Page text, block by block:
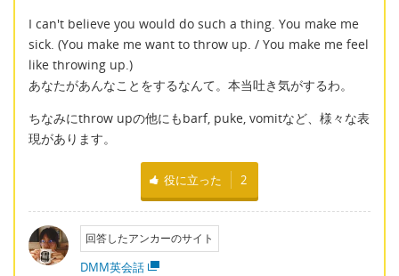
I can't believe you would do such a thing. You make me
sick. (You make me want to throw up. / You make me feel
like throwing up.)
あなたがあんなことをするなんて。本当吐き気がするわ。
ちなみにthrow upの他にもbarf, puke, vomitなど、様々な表
現があります。
役に立った 2
回答したアンカーのサイト
DMM英会話